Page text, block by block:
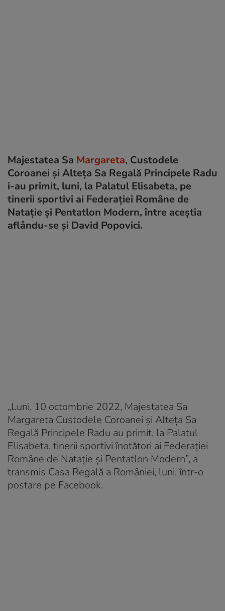
Majestatea Sa Margareta, Custodele
Coroanei şi Alteţa Sa Regală Principele Radu
i-au primit, luni, la Palatul Elisabeta, pe
tinerii sportivi ai Federaţiei Române de
Nataţie şi Pentatlon Modern, între aceştia
aflându-se şi David Popovici.
„Luni, 10 octombrie 2022, Majestatea Sa
Margareta Custodele Coroanei și Alteța Sa
Regală Principele Radu au primit, la Palatul
Elisabeta, tinerii sportivi înotători ai Federației
Române de Natație și Pentatlon Modern”, a
transmis Casa Regală a României, luni, într-o
postare pe Facebook.